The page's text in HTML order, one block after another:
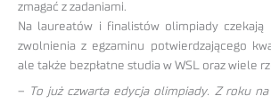
zmagać z zadaniami.
Na laureatów i finalistów olimpiady czekają
zwolnienia z egzaminu potwierdzającego
ale także bezpłatne studia w WSL oraz wiele
– To już czwarta edycja olimpiady. Z roku